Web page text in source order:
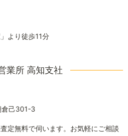
より徒歩11分
業所 高知支社
己301-3
定無料で伺います。お気軽にご相談